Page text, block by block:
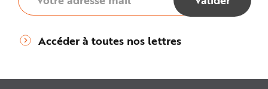
Accéder à toutes nos lettres